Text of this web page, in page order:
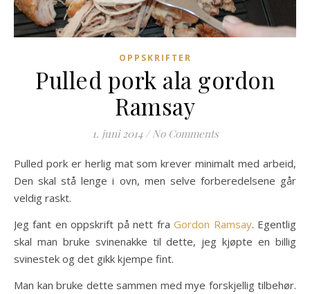
OPPSKRIFTER
Pulled pork ala gordon
Ramsay
1. juni 2014 / No Comments
Pulled pork er herlig mat som krever minimalt med arbeid,
Den skal stå lenge i ovn, men selve forberedelsene går
veldig raskt.
Jeg fant en oppskrift på nett fraGordon Ramsay. Egentlig
skal man bruke svinenakke til dette, jeg kjøpte en billig
svinestek og det gikk kjempe fint.
Man kan bruke dette sammen med mye forskjellig tilbehør.